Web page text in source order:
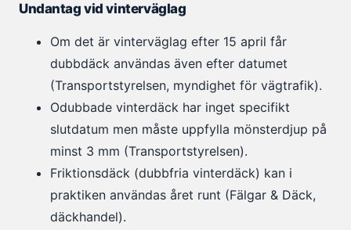
Undantag vid vinterväglag
Om det är vinterväglag efter 15 april får
dubbdäck användas även efter datumet
(Transportstyrelsen, myndighet för vägtrafik).
Odubbade vinterdäck har inget specifikt
slutdatum men måste uppfylla mönsterdjup på
minst 3 mm (Transportstyrelsen).
Friktionsdäck (dubbfria vinterdäck) kan i
praktiken användas året runt (Fälgar & Däck,
däckhandel).